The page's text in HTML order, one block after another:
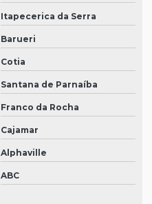
Itapecerica da Serra
Barueri
Cotia
Santana de Parnaíba
Franco da Rocha
Cajamar
Alphaville
ABC